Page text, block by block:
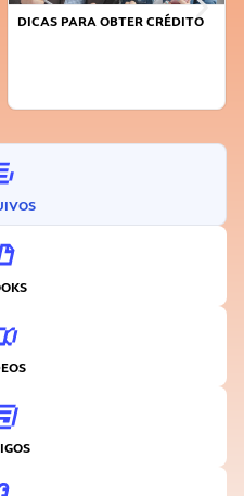
FAÇA A DIFERENÇA: SEJA